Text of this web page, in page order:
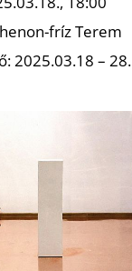
fríz Terem
2025.03.18 – 28.